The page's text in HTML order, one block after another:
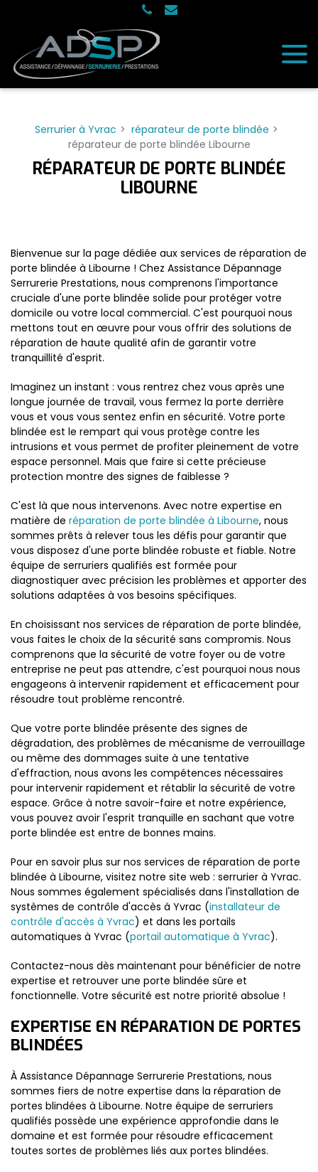
Serrurier à Yvrac
réparateur de porte blindée
réparateur de porte blindée Libourne
RÉPARATEUR DE PORTE BLINDÉE
LIBOURNE
Bienvenue sur la page dédiée aux services de réparation de
porte blindée à Libourne ! Chez Assistance Dépannage
Serrurerie Prestations, nous comprenons l'importance
cruciale d'une porte blindée solide pour protéger votre
domicile ou votre local commercial. C'est pourquoi nous
mettons tout en œuvre pour vous offrir des solutions de
réparation de haute qualité afin de garantir votre
tranquillité d'esprit.
Imaginez un instant : vous rentrez chez vous après une
longue journée de travail, vous fermez la porte derrière
vous et vous vous sentez enfin en sécurité. Votre porte
blindée est le rempart qui vous protège contre les
intrusions et vous permet de profiter pleinement de votre
espace personnel. Mais que faire si cette précieuse
protection montre des signes de faiblesse ?
C'est là que nous intervenons. Avec notre expertise en
matière de réparation de porte blindée à Libourne, nous
sommes prêts à relever tous les défis pour garantir que
vous disposez d'une porte blindée robuste et fiable. Notre
équipe de serruriers qualifiés est formée pour
diagnostiquer avec précision les problèmes et apporter des
solutions adaptées à vos besoins spécifiques.
En choisissant nos services de réparation de porte blindée,
vous faites le choix de la sécurité sans compromis. Nous
comprenons que la sécurité de votre foyer ou de votre
entreprise ne peut pas attendre, c'est pourquoi nous nous
engageons à intervenir rapidement et efficacement pour
résoudre tout problème rencontré.
Que votre porte blindée présente des signes de
dégradation, des problèmes de mécanisme de verrouillage
ou même des dommages suite à une tentative
d'effraction, nous avons les compétences nécessaires
pour intervenir rapidement et rétablir la sécurité de votre
espace. Grâce à notre savoir-faire et notre expérience,
vous pouvez avoir l'esprit tranquille en sachant que votre
porte blindée est entre de bonnes mains.
Pour en savoir plus sur nos services de réparation de porte
blindée à Libourne, visitez notre site web : serrurier à Yvrac.
Nous sommes également spécialisés dans l'installation de
systèmes de contrôle d'accès à Yvrac (installateur de
contrôle d'accès à Yvrac) et dans les portails
automatiques à Yvrac (portail automatique à Yvrac).
Contactez-nous dès maintenant pour bénéficier de notre
expertise et retrouver une porte blindée sûre et
fonctionnelle. Votre sécurité est notre priorité absolue !
EXPERTISE EN RÉPARATION DE PORTES
BLINDÉES
À Assistance Dépannage Serrurerie Prestations, nous
sommes fiers de notre expertise dans la réparation de
portes blindées à Libourne. Notre équipe de serruriers
qualifiés possède une expérience approfondie dans le
domaine et est formée pour résoudre efficacement
toutes sortes de problèmes liés aux portes blindées.
Panneau de gestion des cookies